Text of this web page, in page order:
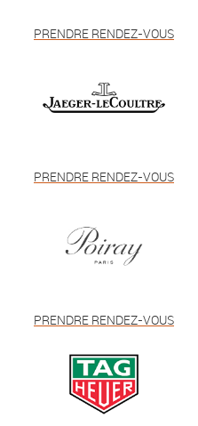
PRENDRE RENDEZ-VOUS
PRENDRE RENDEZ-VOUS
PRENDRE RENDEZ-VOUS